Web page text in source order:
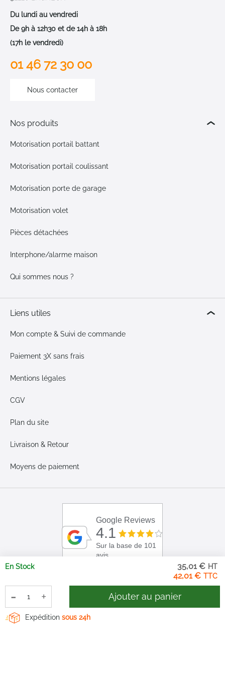
42,01 €
35,01 €
En Stock
- + Ajouter au panier
Expédition sous 24h
Du lundi au vendredi
De 9h à 12h30 et de 14h à 18h
(17h le vendredi)
01 46 72 30 00
Nous contacter
Nos produits
Motorisation portail battant
Motorisation portail coulissant
Motorisation porte de garage
Motorisation volet
Pièces détachées
Interphone/alarme maison
Qui sommes nous ?
Liens utiles
Mon compte & Suivi de commande
Paiement 3X sans frais
Mentions légales
CGV
Plan du site
Livraison & Retour
Moyens de paiement
Google Reviews
4.1
Sur la base de 101
avis